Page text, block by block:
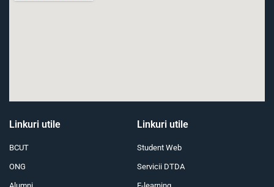
Linkuri utile
BCUT
ONG
Linkuri utile
Student Web
Servicii DTDA